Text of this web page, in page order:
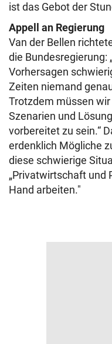
ist das Gebot der
Appell an Regierung
Van der Bellen
die Bundesregierung:
Vorhersagen
Zeiten niemand
Trotzdem müssen
Szenarien und
vorbereitet zu sein.“
erdenklich Mögliche
diese schwierige
„Privatwirtschaft und
Hand arbeiten."